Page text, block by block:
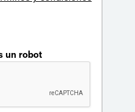
un robot